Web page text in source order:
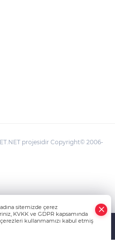
projesidir Copyright© 2006-
sitemizde çerez
KVKK ve GDPR kapsamında
kullanmamızı kabul etmiş